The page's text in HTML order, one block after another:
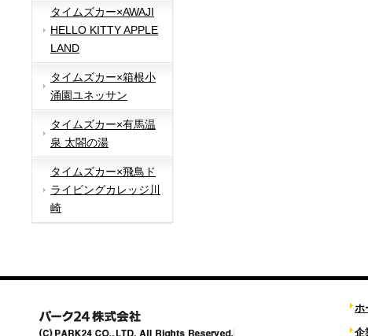
タイムズカー×AWAJI
HELLO KITTY APPLE
LAND
タイムズカー×箱根小
涌園ユネッサン
タイムズカー×有馬温
泉 太閤の湯
タイムズカー×飛鳥ド
ライビングカレッジ川
崎
ホ
企